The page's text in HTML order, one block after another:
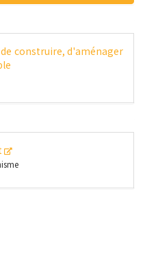
construire, d'aménager